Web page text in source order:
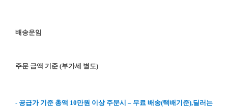
배송운임
주문 금액 기준 (부가세 별도)
- 공급가 기준 총액 10만원 이상 주문시 – 무료 배송(택배기준),딜러는